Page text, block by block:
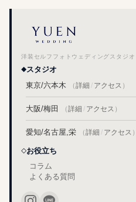
洋装セルフフォトウェディングスタジオ
スタジオ
東京/六本木
（詳細 / アクセス ）
大阪/梅田 （詳細 / アクセス ）
愛知/名古屋,栄 （詳細 / アクセス ）
お役立ち
コラム
よくある質問